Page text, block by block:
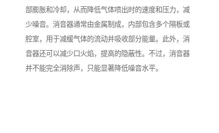
部膨胀和冷却，从而降低气体喷出时的速度和压力，减
少噪音。消音器通常由金属制成，内部包含多个隔板或
腔室，用于减缓气体的流动并吸收部分能量。此外，消
音器还可以减少口火焰，提高的隐蔽性。不过，消音器
并不能完全消除声，只能显著降低噪音水平。